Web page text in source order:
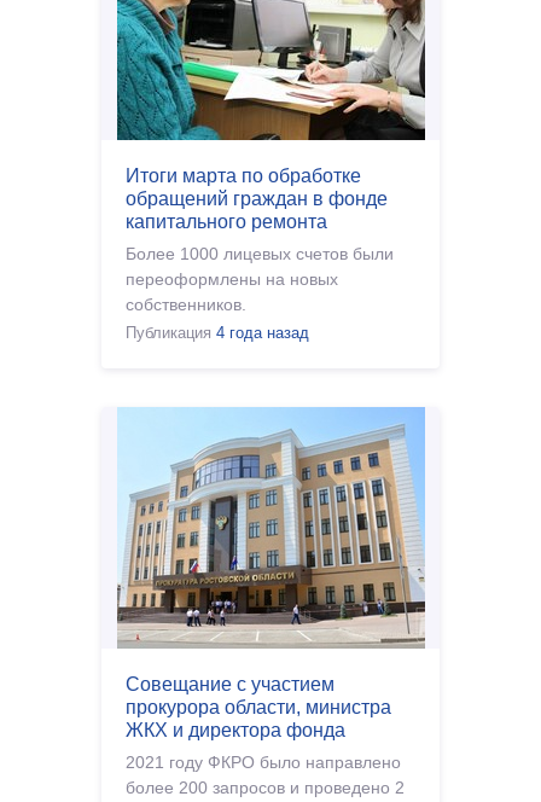
Итоги марта по обработке
обращений граждан в фонде
капитального ремонта
Более 1000 лицевых счетов были
переоформлены на новых
собственников.
Публикация 4 года назад
Совещание с участием
прокурора области, министра
ЖКХ и директора фонда
капитального ремонта
2021 году ФКРО было направлено
более 200 запросов и проведено 2